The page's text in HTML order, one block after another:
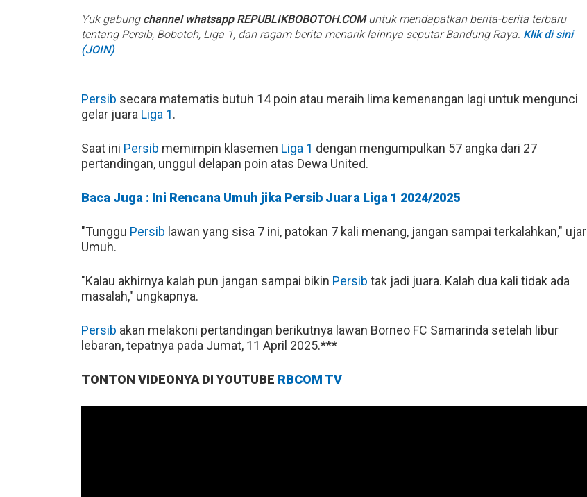
Yuk gabung channel whatsapp REPUBLIKBOBOTOH.COMuntuk mendapatkan berita-berita terbaru
tentang Persib, Bobotoh, Liga 1, dan ragam berita menarik lainnya seputar Bandung Raya. Klik di sini
(JOIN)
Persib secara matematis butuh 14 poin atau meraih lima kemenangan lagi untuk mengunci
gelar juara Liga 1.
Saat ini Persib memimpin klasemen Liga 1 dengan mengumpulkan 57 angka dari 27
pertandingan, unggul delapan poin atas Dewa United.
Baca Juga : Ini Rencana Umuh jika Persib Juara Liga 1 2024/2025
"Tunggu Persib lawan yang sisa 7 ini, patokan 7 kali menang, jangan sampai terkalahkan," ujar
Umuh.
"Kalau akhirnya kalah pun jangan sampai bikin Persib tak jadi juara. Kalah dua kali tidak ada
masalah," ungkapnya.
Persib akan melakoni pertandingan berikutnya lawan Borneo FC Samarinda setelah libur
lebaran, tepatnya pada Jumat, 11 April 2025.***
TONTON VIDEONYA DI YOUTUBE RBCOM TV